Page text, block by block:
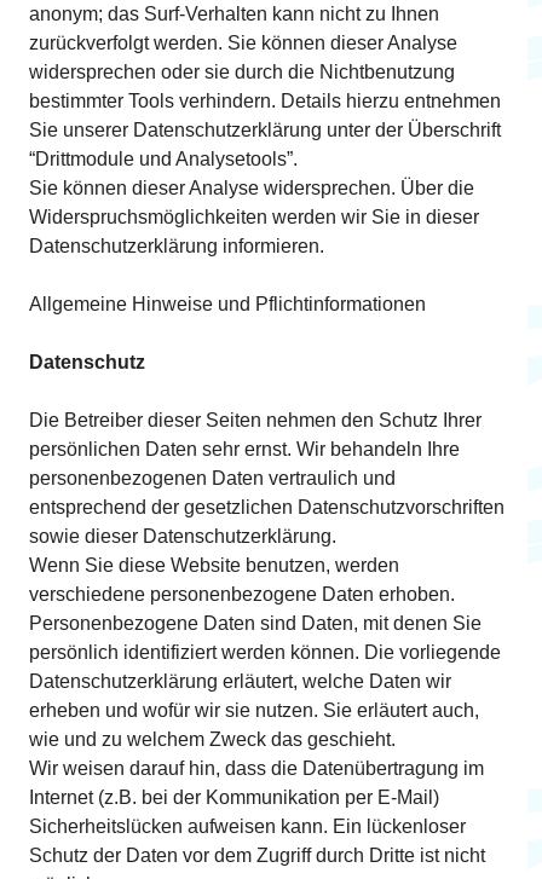
anonym; das Surf-Verhalten kann nicht zu Ihnen
zurückverfolgt werden. Sie können dieser Analyse
widersprechen oder sie durch die Nichtbenutzung
bestimmter Tools verhindern. Details hierzu entnehmen
Sie unserer Datenschutzerklärung unter der Überschrift
“Drittmodule und Analysetools”.
Sie können dieser Analyse widersprechen. Über die
Widerspruchsmöglichkeiten werden wir Sie in dieser
Datenschutzerklärung informieren.
Allgemeine Hinweise und Pflichtinformationen
Datenschutz
Die Betreiber dieser Seiten nehmen den Schutz Ihrer
persönlichen Daten sehr ernst. Wir behandeln Ihre
personenbezogenen Daten vertraulich und
entsprechend der gesetzlichen Datenschutzvorschriften
sowie dieser Datenschutzerklärung.
Wenn Sie diese Website benutzen, werden
verschiedene personenbezogene Daten erhoben.
Personenbezogene Daten sind Daten, mit denen Sie
persönlich identifiziert werden können. Die vorliegende
Datenschutzerklärung erläutert, welche Daten wir
erheben und wofür wir sie nutzen. Sie erläutert auch,
wie und zu welchem Zweck das geschieht.
Wir weisen darauf hin, dass die Datenübertragung im
Internet (z.B. bei der Kommunikation per E-Mail)
Sicherheitslücken aufweisen kann. Ein lückenloser
Schutz der Daten vor dem Zugriff durch Dritte ist nicht